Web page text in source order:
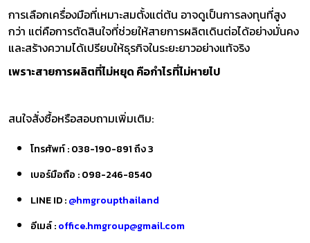
การเลือกเครื่องมือที่เหมาะสมตั้งแต่ต้น อาจดูเป็นการลงทุนที่สูง
กว่า แต่คือการตัดสินใจที่ช่วยให้สายการผลิตเดินต่อได้อย่างมั่นคง
และสร้างความได้เปรียบให้ธุรกิจในระยะยาวอย่างแท้จริง
เพราะสายการผลิตที่ไม่หยุด คือกำไรที่ไม่หายไป
สนใจสั่งซื้อหรือสอบถามเพิ่มเติม:
โทรศัพท์ :038-190-891 ถึง 3
เบอร์มือถือ :098-246-8540
LINE ID :@hmgroupthailand
อีเมล์ :office.hmgroup@gmail.com